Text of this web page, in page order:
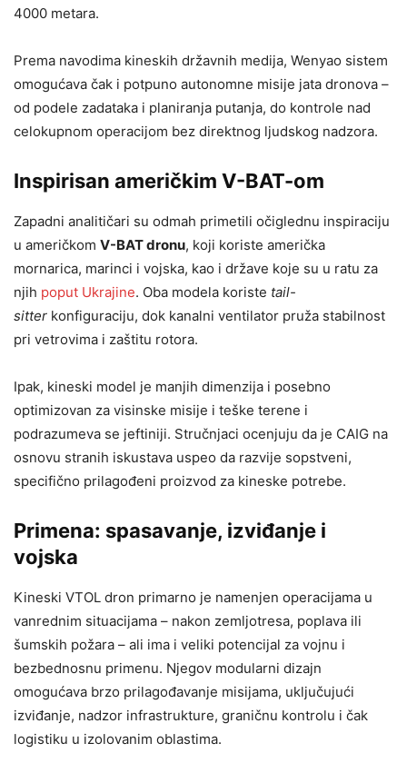
4000 metara.
Prema navodima kineskih državnih medija, Wenyao sistem
omogućava čak i potpuno autonomne misije jata dronova –
od podele zadataka i planiranja putanja, do kontrole nad
celokupnom operacijom bez direktnog ljudskog nadzora.
Inspirisan američkim V-BAT-om
Zapadni analitičari su odmah primetili očiglednu inspiraciju
u američkom V-BAT dronu, koji koriste američka
mornarica, marinci i vojska, kao i države koje su u ratu za
njih poput Ukrajine. Oba modela koriste tail-
sitter konfiguraciju, dok kanalni ventilator pruža stabilnost
pri vetrovima i zaštitu rotora.
Ipak, kineski model je manjih dimenzija i posebno
optimizovan za visinske misije i teške terene i
podrazumeva se jeftiniji. Stručnjaci ocenjuju da je CAIG na
osnovu stranih iskustava uspeo da razvije sopstveni,
specifično prilagođeni proizvod za kineske potrebe.
Primena: spasavanje, izviđanje i
vojska
Kineski VTOL dron primarno je namenjen operacijama u
vanrednim situacijama – nakon zemljotresa, poplava ili
šumskih požara – ali ima i veliki potencijal za vojnu i
bezbednosnu primenu. Njegov modularni dizajn
omogućava brzo prilagođavanje misijama, uključujući
izviđanje, nadzor infrastrukture, graničnu kontrolu i čak
logistiku u izolovanim oblastima.